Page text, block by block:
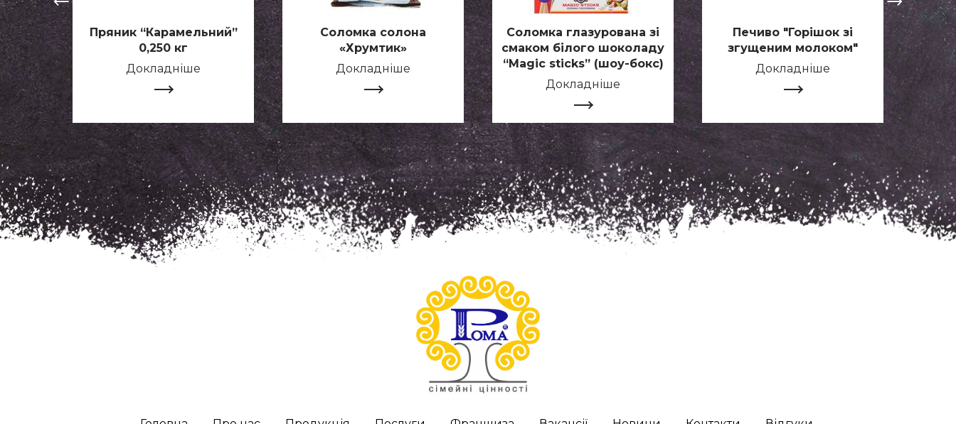
Пряник “Карамельний”
0,250 кг
Докладніше
Соломка солона
«Хрумтик»
Докладніше
Соломка глазурована зі
смаком білого шоколаду
“Magic sticks” (шоу-бокс)
Докладніше
Печиво "Горішок зі
згущеним молоком"
Докладніше